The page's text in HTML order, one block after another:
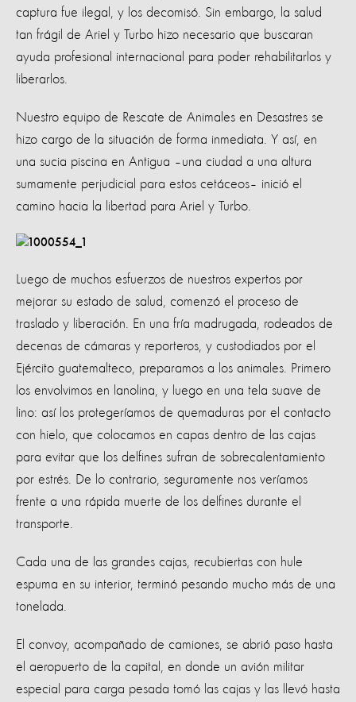
captura fue ilegal, y los decomisó. Sin embargo, la salud
tan frágil de Ariel y Turbo hizo necesario que buscaran
ayuda profesional internacional para poder rehabilitarlos y
liberarlos.
Nuestro equipo de Rescate de Animales en Desastres se
hizo cargo de la situación de forma inmediata. Y así, en
una sucia piscina en Antigua –una ciudad a una altura
sumamente perjudicial para estos cetáceos– inició el
camino hacia la libertad para Ariel y Turbo.
Luego de muchos esfuerzos de nuestros expertos por
mejorar su estado de salud, comenzó el proceso de
traslado y liberación. En una fría madrugada, rodeados de
decenas de cámaras y reporteros, y custodiados por el
Ejército guatemalteco, preparamos a los animales. Primero
los envolvimos en lanolina, y luego en una tela suave de
lino: así los protegeríamos de quemaduras por el contacto
con hielo, que colocamos en capas dentro de las cajas
para evitar que los delfines sufran de sobrecalentamiento
por estrés. De lo contrario, seguramente nos veríamos
frente a una rápida muerte de los delfines durante el
transporte.
Cada una de las grandes cajas, recubiertas con hule
espuma en su interior, terminó pesando mucho más de una
tonelada.
El convoy, acompañado de camiones, se abrió paso hasta
el aeropuerto de la capital, en donde un avión militar
especial para carga pesada tomó las cajas y las llevó hasta